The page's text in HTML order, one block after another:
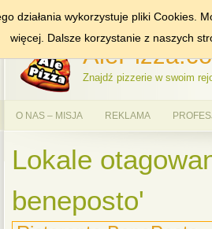
DODAJ NAS DO ULUBIONYCH ZNAJDŹ
Znajdź pizzerie w swoim
O NAS – MISJA REKLAMA
Lokale
beneposto'
działania wykorzystuje pliki Cookies.
więcej. Dalsze korzystanie z naszych